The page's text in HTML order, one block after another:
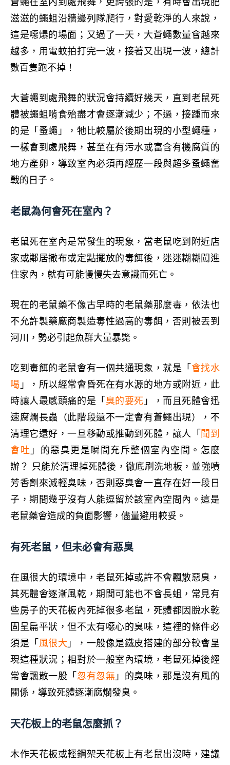
蒼蠅在室內到處飛舞，更誇張的是，有時會出現肥
滋滋的蠅蛆沿牆邊列隊爬行，對愛乾淨的人來說，
這是噁爆的場面；又過了一天，大蒼蠅數量會越來
越多，用電蚊拍打完一波，接著又出現一波，總計
數百隻跑不掉！
大蒼蠅到處飛舞的狀況會持續好幾天，直到老鼠死
體被蠅蛆啃食殆盡才會逐漸減少；不過，接踵而來
的是「蚤蠅」，牠比較屬於後期出現的小型蠅種，
一樣會到處飛舞，甚至在有污水或富含有機腐質的
地方產卵，導致室內必須再經歷一段與超多蚤蠅奮
戰的日子。
老鼠為何會死在室內？
老鼠死在室內是常發生的現象，當老鼠吃到附近店
家或鄰居撒布或定點擺放的毒餌後，迷迷糊糊闖進
住家內，就有可能慢慢失去意識而死亡。
現在的老鼠藥不像古早時的老鼠藥那麼毒，依法也
不允許製藥廠商製造毒性過高的毒餌，否則被丟到
河川，勢必引起魚群大量暴斃。
吃到毒餌的老鼠會有一個共通現象 ，就是 「 會找水
喝 」，所以經常會昏死在有水源的地方或附近，此
時讓人最感頭痛的是「 臭的要死 」，而且死體會迅
速腐爛 長蟲 （此階段還不一定會有蒼蠅出現）
，不
清理它還好，一旦移動或推動到死體，讓人「 聞到
會吐 」的惡臭更是瞬間充斥整個室內空間。怎麼
辦？ 只能於清理掉死體後，徹底刷洗地板，並強噴
芳香劑來減輕臭味，否則惡臭會一直存在好一段日
子，期間幾乎沒有人能逗留於該室內空間內。這是
老鼠藥會造成的負面影響，儘量避用較妥。
有死老鼠，但未必會有惡臭
在風很大的環境中，老鼠死掉或許不會飄散惡臭，
其死體會逐漸風乾，期間可能也不會長蛆，常見有
些房子的天花板內死掉很多老鼠，死體都因脫水乾
固呈扁平狀，但不太有噁心的臭味，這裡的條件必
須是「 風很大 」，一般像是鐵皮搭建的部分較會呈
現這種狀況；相對於一般室內環境，老鼠死掉後經
常會飄散一股「 忽有忽無 」的臭味，那是沒有風的
關係，導致死體逐漸腐爛發臭。
天花板上的老鼠怎麼抓？
木作天花板或輕鋼架天花板上有老鼠出沒時，建議